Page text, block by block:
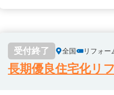
受付終了 全国 リフォー
長期優良住宅化リ